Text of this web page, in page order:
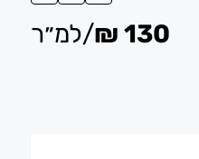
130 ₪ /למ״ר